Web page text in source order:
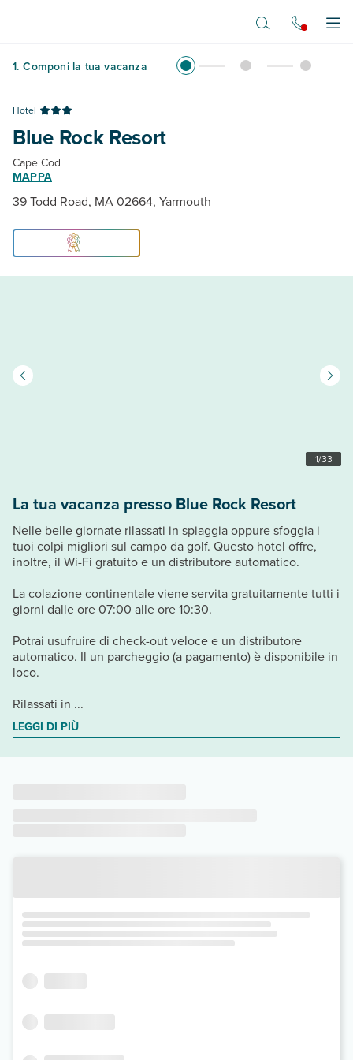
1. Componi la tua vacanza
Hotel
Blue Rock Resort
Cape Cod
MAPPA
39 Todd Road, MA 02664, Yarmouth
1/33
La tua vacanza presso Blue Rock Resort
Nelle belle giornate rilassati in spiaggia oppure sfoggia i
tuoi colpi migliori sul campo da golf. Questo hotel offre,
inoltre, il Wi-Fi gratuito e un distributore automatico.
La colazione continentale viene servita gratuitamente tutti i
giorni dalle ore 07:00 alle ore 10:30.
Potrai usufruire di check-out veloce e un distributore
automatico. Il un parcheggio (a pagamento) è disponibile in
loco.
Rilassati in ...
LEGGI DI PIÙ